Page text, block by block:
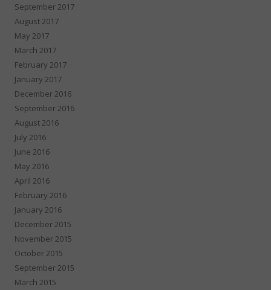
September 2017
August 2017
May 2017
March 2017
February 2017
January 2017
December 2016
September 2016
August 2016
July 2016
June 2016
May 2016
April 2016
February 2016
January 2016
December 2015
November 2015
October 2015
September 2015
March 2015